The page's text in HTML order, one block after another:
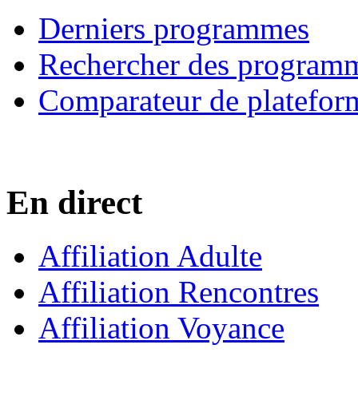
Derniers programmes
Rechercher des
Comparateur de
En direct
Affiliation Adulte
Affiliation Rencontres
Affiliation Voyance